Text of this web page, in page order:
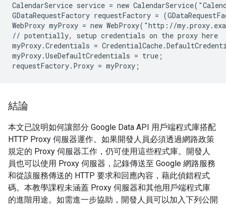
CalendarService service = new
GDataRequestFactory requestFactory =
WebProxy myProxy = new WebProxy("http://
// potentially, setup credentials on the proxy here
myProxy.Credentials =
myProxy.UseDefaultCredentials = true;
結論
本文已說明如何讓部分 Google Data API 用戶端程式庫搭配
HTTP Proxy 伺服器運作。如果開發人員必須透過網路政策
規定的 Proxy 伺服器工作，仍可使用這些程式庫。開發人
員也可以使用 Proxy 伺服器，記錄傳送至 Google 網路服務
和從該服務傳送的 HTTP 要求和回應內容，藉此偵錯程式
碼。本教學課程未涵蓋 Proxy 伺服器和其他用戶端程式庫
的進階用途。如需進一步協助，開發人員可以加入下列公開